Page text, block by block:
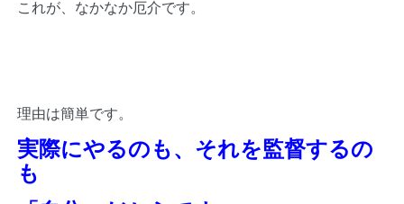
これが、なかなか厄介です。
理由は簡単です。
実際にやるのも、それを監督するの
も